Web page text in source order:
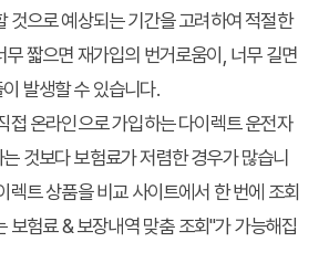
것으로 예상되는 기간을 고려하여 적절한
무 짧으면 재가입의 번거로움이, 너무 길면
발생할 수 있습니다.
접 온라인으로 가입하는 다이렉트 운전자
것보다 보험료가 저렴한 경우가 많습니
렉트 상품을 비교 사이트에서 한 번에 조회
보험료 & 보장내역 맞춤 조회"가 가능해집